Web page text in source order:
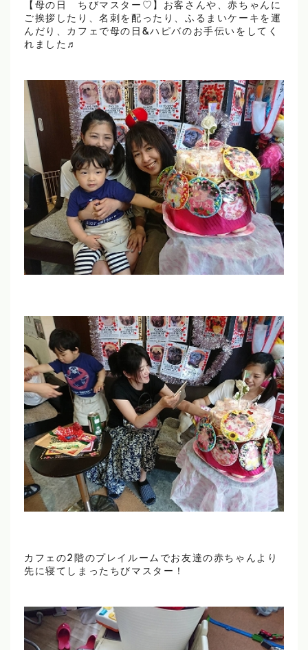
【母の日 ちびマスター♡】お客さんや、赤ちゃんに
ご挨拶したり、名刺を配ったり、ふるまいケーキを運
んだり、カフェで母の日&ハピバのお手伝いをしてく
れました♬
カフェの2階のプレイルームでお友達の赤ちゃんより
先に寝てしまったちびマスター！